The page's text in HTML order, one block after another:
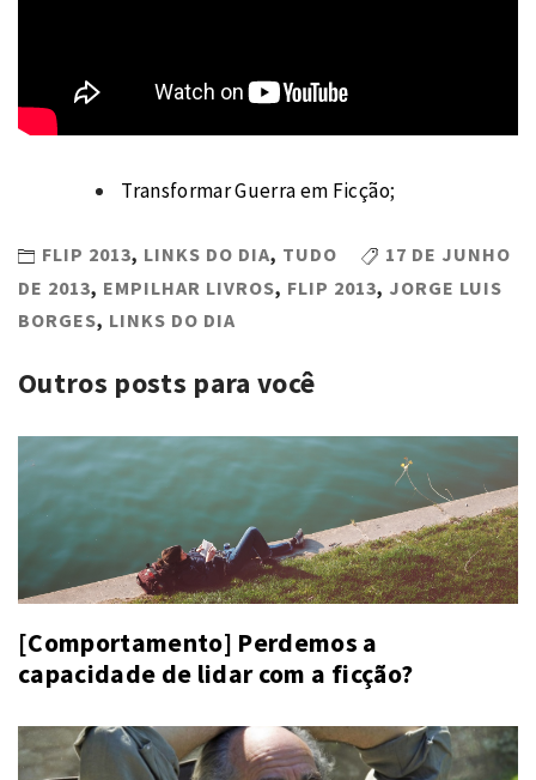
Transformar Guerra em Ficção;
FLIP 2013, LINKS DO DIA, TUDO
17 DE JUNHO
DE 2013, EMPILHAR LIVROS, FLIP 2013, JORGE LUIS
BORGES, LINKS DO DIA
Outros posts para você
[Comportamento] Perdemos a
capacidade de lidar com a ficção?